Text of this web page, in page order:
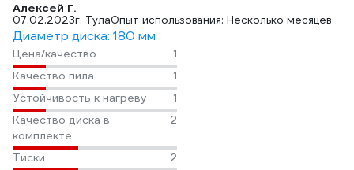
Алексей Г.
07.02.2023г. ТулаОпыт использования: Несколько месяцев
Диаметр диска: 180 мм
Цена/качество
1
Качество пила
1
Устойчивость к нагреву
1
Качество диска в
комплекте
2
Тиски
2